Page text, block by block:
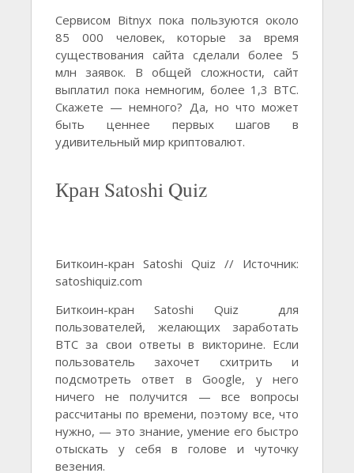
Сервисом Bitnyx пока пользуются около
85 000 человек, которые за время
существования сайта сделали более 5
млн заявок. В общей сложности, сайт
выплатил пока немногим, более 1,3 BTC.
Скажете — немного? Да, но что может
быть ценнее первых шагов в
удивительный мир криптовалют.
Кран Satoshi Quiz
Биткоин-кран Satoshi Quiz // Источник:
satoshiquiz.com
Биткоин-кран Satoshi Quiz для
пользователей, желающих заработать
BTC за свои ответы в викторине. Если
пользователь захочет схитрить и
подсмотреть ответ в Google, у него
ничего не получится — все вопросы
рассчитаны по времени, поэтому все, что
нужно, — это знание, умение его быстро
отыскать у себя в голове и чуточку
везения.